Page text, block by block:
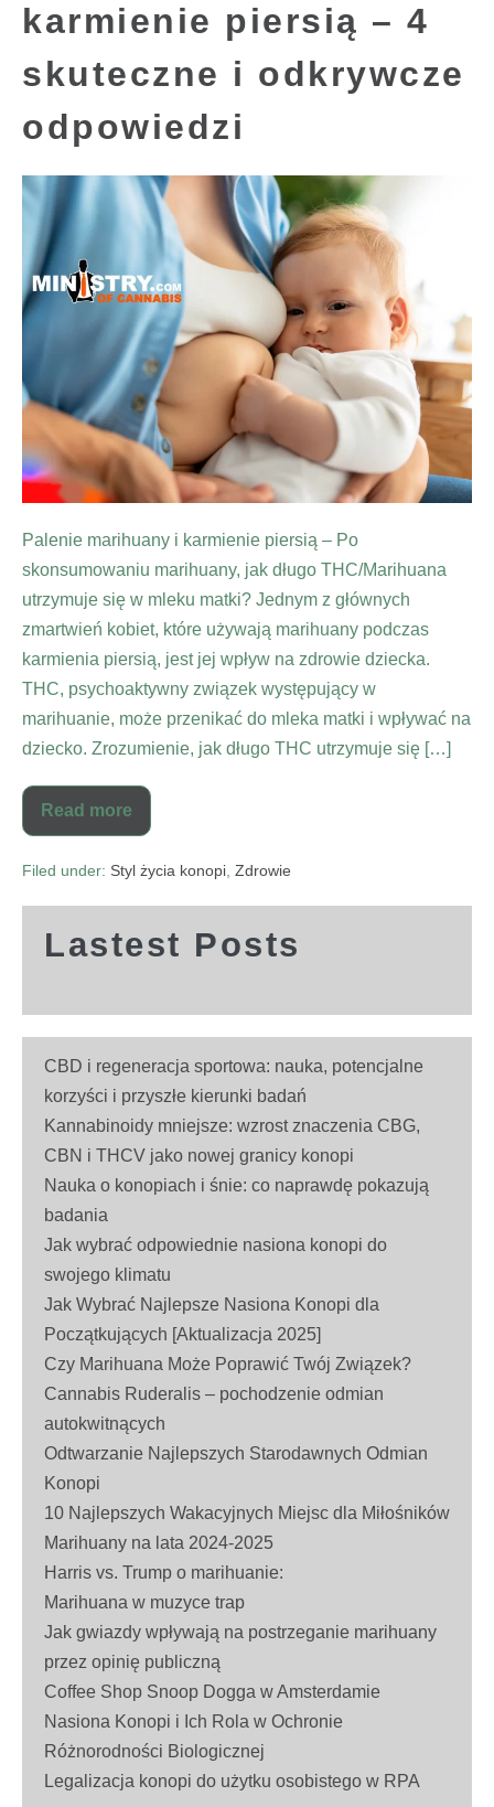
karmienie piersią – 4
skuteczne i odkrywcze
odpowiedzi
Palenie marihuany i karmienie piersią – Po
skonsumowaniu marihuany, jak długo THC/Marihuana
utrzymuje się w mleku matki? Jednym z głównych
zmartwień kobiet, które używają marihuany podczas
karmienia piersią, jest jej wpływ na zdrowie dziecka.
THC, psychoaktywny związek występujący w
marihuanie, może przenikać do mleka matki i wpływać na
dziecko. Zrozumienie, jak długo THC utrzymuje się […]
Read more
Filed under: Styl życia konopi Zdrowie
Lastest Posts
CBD i regeneracja sportowa: nauka, potencjalne
korzyści i przyszłe kierunki badań
Kannabinoidy mniejsze: wzrost znaczenia CBG,
CBN i THCV jako nowej granicy konopi
Nauka o konopiach i śnie: co naprawdę pokazują
badania
Jak wybrać odpowiednie nasiona konopi do
swojego klimatu
Jak Wybrać Najlepsze Nasiona Konopi dla
Początkujących [Aktualizacja 2025]
Czy Marihuana Może Poprawić Twój Związek?
Cannabis Ruderalis – pochodzenie odmian
autokwitnących
Odtwarzanie Najlepszych Starodawnych Odmian
Konopi
10 Najlepszych Wakacyjnych Miejsc dla Miłośników
Marihuany na lata 2024-2025
Harris vs. Trump o marihuanie:
Marihuana w muzyce trap
Jak gwiazdy wpływają na postrzeganie marihuany
przez opinię publiczną
Coffee Shop Snoop Dogga w Amsterdamie
Nasiona Konopi i Ich Rola w Ochronie
Różnorodności Biologicznej
Legalizacja konopi do użytku osobistego w RPA